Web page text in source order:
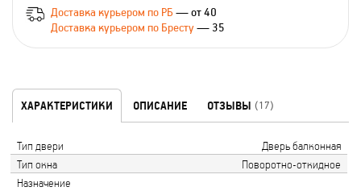
Доставка курьером по РБ — от 40
Доставка курьером по Бресту— 35
ХАРАКТЕРИСТИКИ ОПИСАНИЕ ОТЗЫВЫ (17)
Тип двери
Дверь балконная
Тип окна
Поворотно-откидное
Назначение